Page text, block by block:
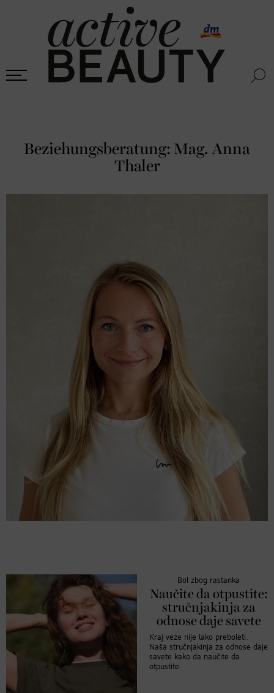
Beziehungsberatung: Mag. Anna
Thaler
Bol zbog rastanka
Naučite da otpustite:
stručnjakinja za
odnose daje savete
Kraj veze nije lako preboleti.
Naša stručnjakinja za odnose daje
savete kako da naučite da
otpustite.